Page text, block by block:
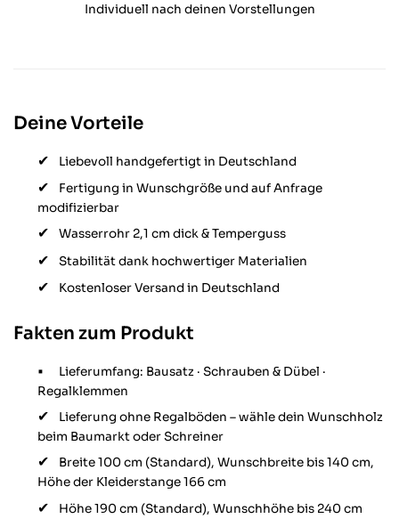
Individuell nach deinen Vorstellungen
Deine Vorteile
Liebevoll handgefertigt in Deutschland
Fertigung in Wunschgröße und auf Anfrage
modifizierbar
Wasserrohr 2,1 cm dick & Temperguss
Stabilität dank hochwertiger Materialien
Kostenloser Versand in Deutschland
Fakten zum Produkt
Lieferumfang: Bausatz · Schrauben & Dübel ·
Regalklemmen
Lieferung ohne Regalböden – wähle dein Wunschholz
beim Baumarkt oder Schreiner
Breite 100 cm (Standard), Wunschbreite bis 140 cm,
Höhe der Kleiderstange 166 cm
Höhe 190 cm (Standard), Wunschhöhe bis 240 cm